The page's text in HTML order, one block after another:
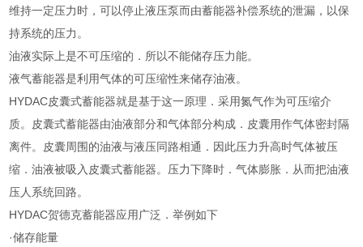
维持一定压力时，可以停止液压泵而由蓄能器补偿系统的泄漏，以保
持系统的压力。
油液实际上是不可压缩的．所以不能储存压力能。
液气蓄能器是利用气体的可压缩性来储存油液。
HYDAC皮囊式蓄能器就是基于这一原理．采用氮气作为可压缩介
质。皮囊式蓄能器由油液部分和气体部分构成．皮囊用作气体密封隔
离件。皮囊周围的油液与液压同路相通．因此压力升高时气体被压
缩．油液被吸入皮囊式蓄能器。压力下降时．气体膨胀．从而把油液
压人系统回路。
HYDAC贺德克蓄能器应用广泛．举例如下
·储存能量